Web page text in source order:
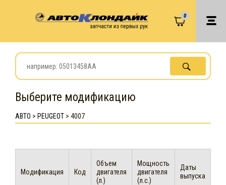
0
Выберите модификацию
АВТО > PEUGEOT > 4007
Модификация Код
Объем
двигателя
(л.)
Мощность
двигателя
(л.с.)
Даты
выпуска